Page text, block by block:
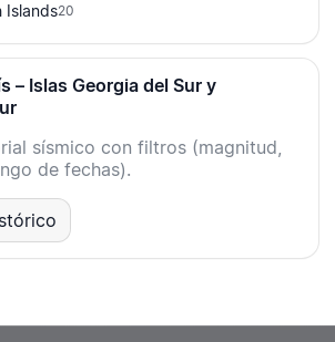
Islands20
– Islas Georgia del Sur y
sísmico con filtros (magnitud,
de fechas).